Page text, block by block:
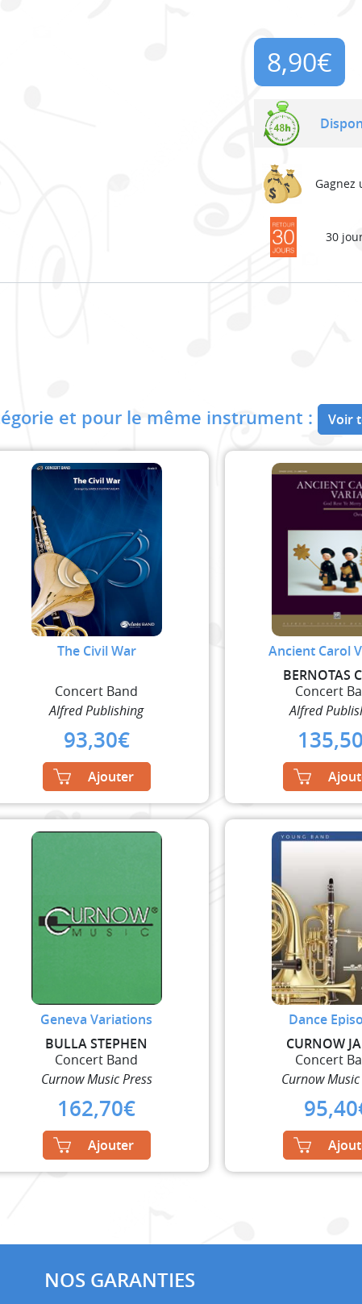
8,90€
Gagnez
30
et pour le même instrument : Voir
The Civil War
Concert Band
Alfred Publishing
93,30€
Ajouter
Ancient Carol
BERNOTAS
Concert
Alfred
Geneva Variations
BULLA STEPHEN
Concert Band
Curnow Music Press
162,70€
Ajouter
Dance
CURNOW
Concert
Curnow
95,40
NOS GARANTIES